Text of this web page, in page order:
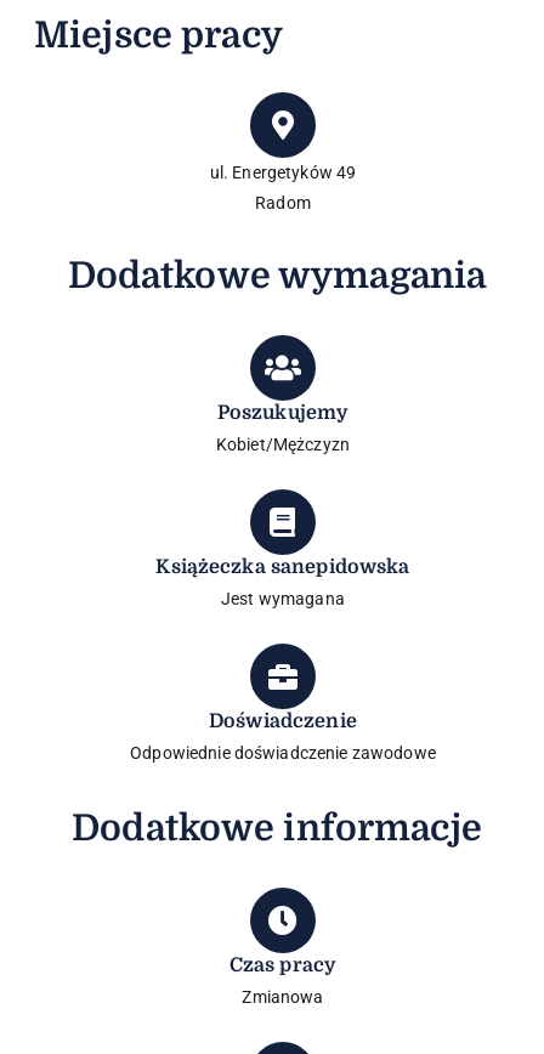
Miejsce pracy
ul. Energetyków 49
Radom
Dodatkowe wymagania
Poszukujemy
Kobiet/Mężczyzn
Książeczka sanepidowska
Jest wymagana
Doświadczenie
Odpowiednie doświadczenie zawodowe
Dodatkowe informacje
Czas pracy
Zmianowa